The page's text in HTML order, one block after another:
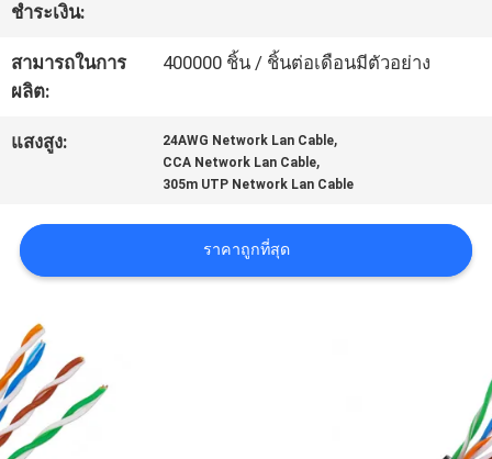
ติดต่อ
เรา
คดี
แผนผัง
เว็บไซต์
ชำระเงิน:
สามารถในการ
ผลิต:
400000 ชิ้น / ชิ้นต่อเดือนมีตัวอย่าง
แสงสูง: 24AWG Network Lan Cable,
CCA Network Lan Cable,
305m UTP Network Lan Cable
ราคาถูกที่สุด